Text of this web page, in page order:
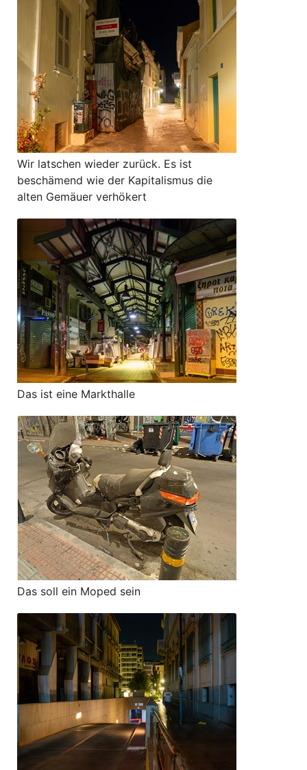
Wir latschen wieder zurück. Es ist
beschämend wie der Kapitalismus die
alten Gemäuer verhökert
Das ist eine Markthalle
Das soll ein Moped sein